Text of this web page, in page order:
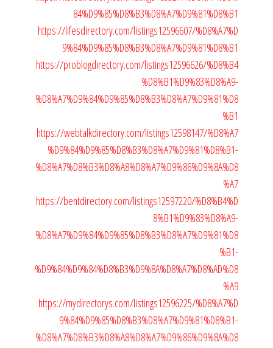
84%D9%85%D8%B3%D8%A7%D9%81%D8%B1
https://lifesdirectory.com/listings12596607/%D8%A7%D
9%84%D9%85%D8%B3%D8%A7%D9%81%D8%B1
https://problogdirectory.com/listings12596626/%D8%B4
%D8%B1%D9%83%D8%A9-
%D8%A7%D9%84%D9%85%D8%B3%D8%A7%D9%81%D8
%B1
https://webtalkdirectory.com/listings12598147/%D8%A7
%D9%84%D9%85%D8%B3%D8%A7%D9%81%D8%B1-
%D8%A7%D8%B3%D8%A8%D8%A7%D9%86%D9%8A%D8
%A7
https://bentdirectory.com/listings12597220/%D8%B4%D
8%B1%D9%83%D8%A9-
%D8%A7%D9%84%D9%85%D8%B3%D8%A7%D9%81%D8
%B1-
%D9%84%D9%84%D8%B3%D9%8A%D8%A7%D8%AD%D8
%A9
https://mydirectorys.com/listings12596225/%D8%A7%D
9%84%D9%85%D8%B3%D8%A7%D9%81%D8%B1-
%D8%A7%D8%B3%D8%A8%D8%A7%D9%86%D9%8A%D8